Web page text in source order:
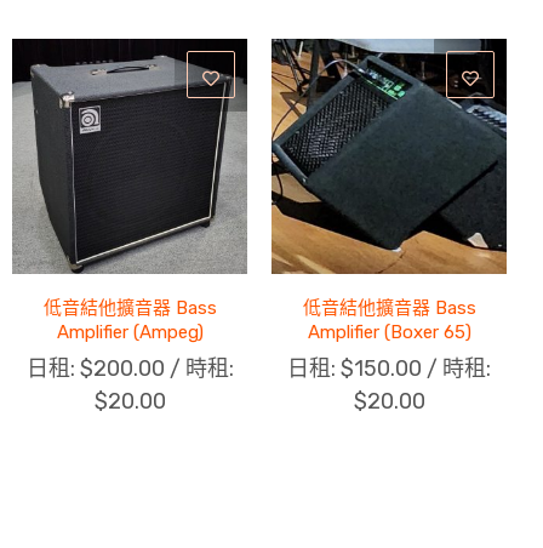
低音結他擴音器 Bass
Amplifier (Ampeg)
日租: $200.00 / 時租:
$20.00
低音結他擴音器 Bass
Amplifier (Boxer 65)
日租: $150.00 / 時租:
$20.00